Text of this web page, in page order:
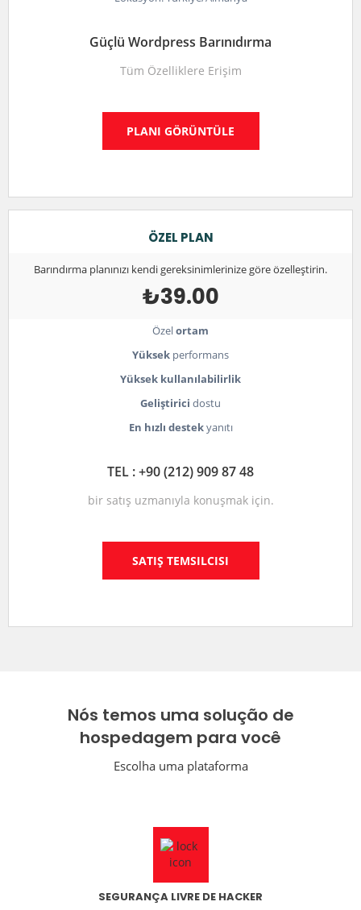
Güçlü Wordpress Barınıdırma
Tüm Özelliklere Erişim
PLANI GÖRÜNTÜLE
ÖZEL PLAN
Barındırma planınızı kendi gereksinimlerinize göre özelleştirin.
₺39.00
Özelortam
Yüksek performans
Yüksek kullanılabilirlik
Geliştirici dostu
En hızlı destekyanıtı
TEL : +90 (212) 909 87 48
bir satış uzmanıyla konuşmak için.
SATIŞ TEMSILCISI
Nós temos uma solução de
hospedagem para você
Escolha uma plataforma
SEGURANÇA LIVRE DE HACKER